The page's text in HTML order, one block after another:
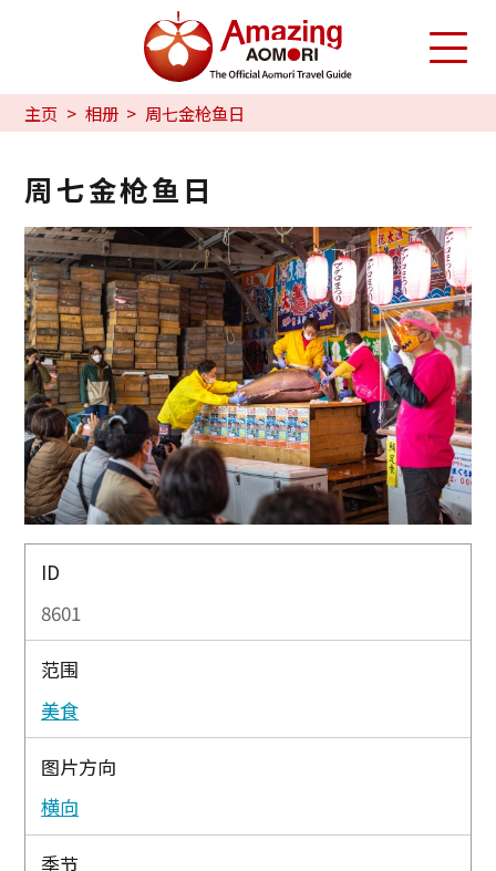
主页 相册 周七金枪鱼日
周七金枪鱼日
ID
8601
范围
美食
图片方向
横向
季节